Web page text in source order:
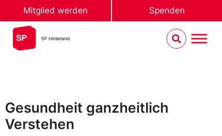
Mitglied werden Spenden
SP Hinterland
Gesundheit ganzheitlich
Verstehen